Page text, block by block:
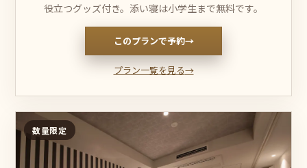
役立つグッズ付き。添い寝は小学生まで無料です。
このプランで予約→
プラン一覧を見る→
数量限定